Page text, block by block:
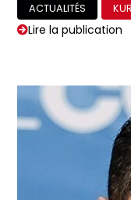
ACTUALITÉS
Lire la publication